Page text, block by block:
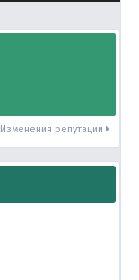
Изменения репутации